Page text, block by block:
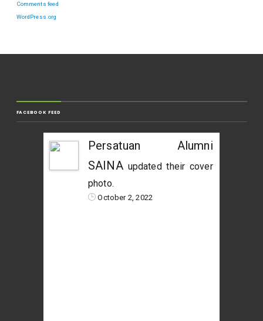
Comments feed
WordPress.org
FACEBOOK FEED
Persatuan Alumni
SAINAupdated their cover
photo.
October 2, 2022